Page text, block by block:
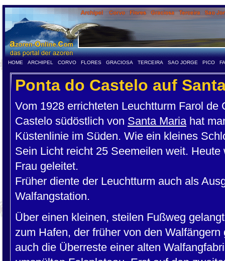
HOME ARCHIPEL CORVO FLORES GRACIOSA TERCEIRA SAO JORGE PICO
Ponta do Castelo auf
Vom 1928 errichteten Leuchtturm Farol de
Castelo südöstlich von Santa Mariahat
Küstenlinie im Süden. Wie ein kleines
Sein Licht reicht 25 Seemeilen weit.
Frau geleitet.
Früher diente der Leuchtturm auch als
Walfangstation.
Über einen kleinen, steilen Fußweg
zum Hafen, der früher von den
auch die Überreste einer alten